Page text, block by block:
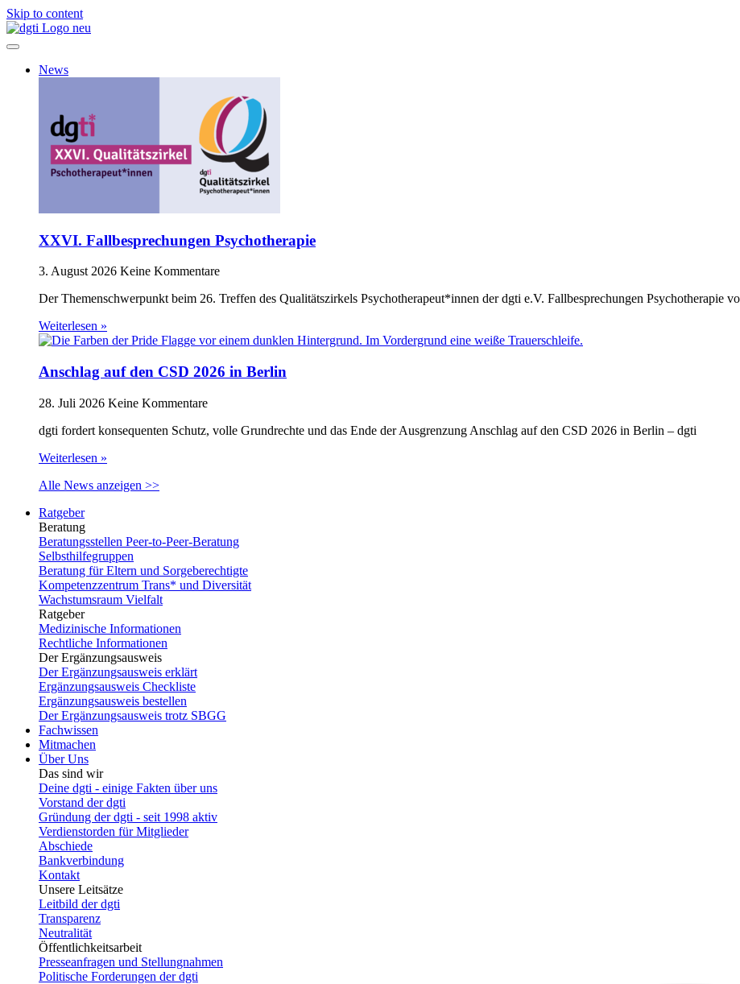
Skip to content
News
XXVI. Fallbesprechungen Psychotherapie
3. August 2026 Keine Kommentare
Der Themenschwerpunkt beim 26. Treffen des Qualitätszirkels Psychotherapeut*innen der dgti e.V. Fallbesprechungen Psychotherapie
Weiterlesen »
Anschlag auf den CSD 2026 in Berlin
28. Juli 2026 Keine Kommentare
dgti fordert konsequenten Schutz, volle Grundrechte und das Ende der Ausgrenzung Anschlag auf den CSD 2026 in Berlin – dgti
Weiterlesen »
Alle News anzeigen >>
Ratgeber
Beratung
Beratungsstellen Peer-to-Peer-Beratung
Selbsthilfegruppen
Beratung für Eltern und Sorgeberechtigte
Kompetenzzentrum Trans* und Diversität
Wachstumsraum Vielfalt
Ratgeber
Medizinische Informationen
Rechtliche Informationen
Der Ergänzungsausweis
Der Ergänzungsausweis erklärt
Ergänzungsausweis Checkliste
Ergänzungsausweis bestellen
Der Ergänzungsausweis trotz SBGG
Fachwissen
Mitmachen
Über Uns
Das sind wir
Deine dgti - einige Fakten über uns
Vorstand der dgti
Gründung der dgti - seit 1998 aktiv
Verdienstorden für Mitglieder
Abschiede
Bankverbindung
Kontakt
Unsere Leitsätze
Leitbild der dgti
Transparenz
Neutralität
Öffentlichkeitsarbeit
Presseanfragen und Stellungnahmen
Politische Forderungen der dgti